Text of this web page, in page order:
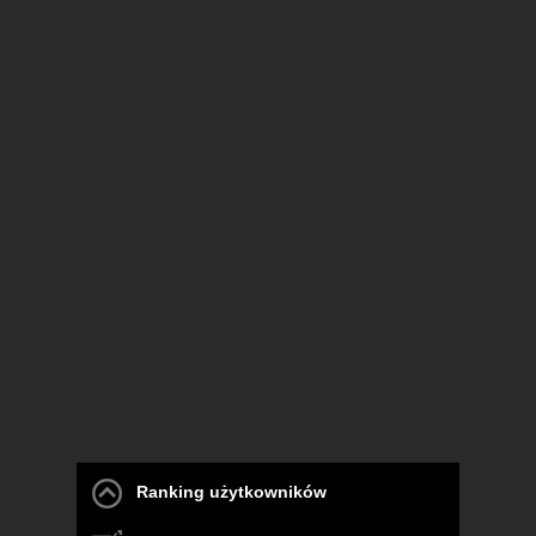
Ranking użytkowników